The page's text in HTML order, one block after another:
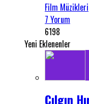
Film Müzikleri
7 Yorum
6198
Yeni Eklenenler
Çılgın